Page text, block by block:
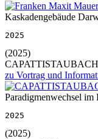
Kaskadengebäude
2025
(2025)
zu Vortrag und
Paradigmenwechsel
2025
(2025)